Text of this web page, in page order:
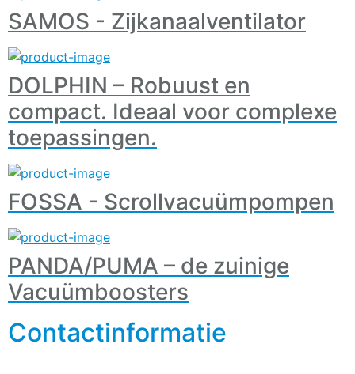
SAMOS - Zijkanaalventilator
DOLPHIN – Robuust en
compact. Ideaal voor complexe
toepassingen.
FOSSA - Scrollvacuümpompen
PANDA/PUMA – de zuinige
Vacuümboosters
Contactinformatie